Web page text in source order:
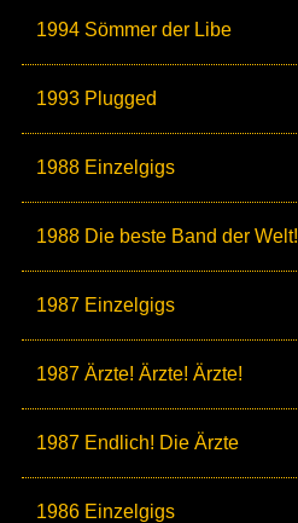
1994 Sömmer der Libe
1993 Plugged
1988 Einzelgigs
1988 Die beste Band der Welt!
1987 Einzelgigs
1987 Ärzte! Ärzte! Ärzte!
1987 Endlich! Die Ärzte
1986 Einzelgigs